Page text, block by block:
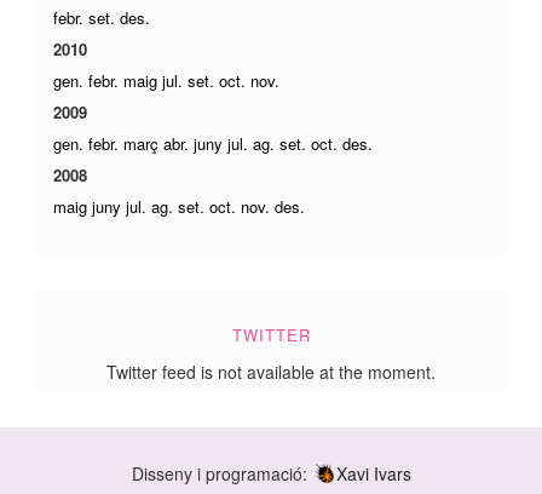
febr. set. des.
2010
gen. febr. maig jul. set. oct. nov.
2009
gen. febr. març abr. juny jul. ag. set. oct. des.
2008
maig juny jul. ag. set. oct. nov. des.
TWITTER
Twitter feed is not available at the moment.
Disseny i programació: Xavi Ivars